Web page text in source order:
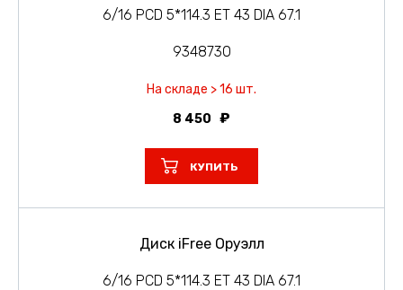
6/16 PCD 5*114.3 ET 43 DIA 67.1
9348730
На складе > 16 шт.
8 450
КУПИТЬ
Диск iFree Оруэлл
6/16 PCD 5*114.3 ET 43 DIA 67.1